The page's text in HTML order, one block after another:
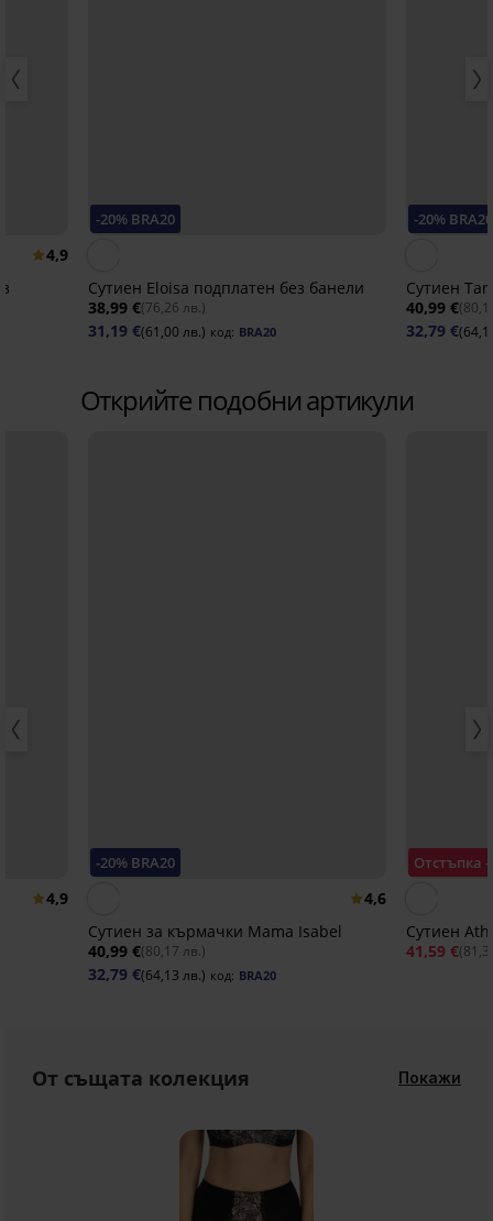
4,9
-20% BRA20
Сутиен Eloisa подплатен без банели
38,99 €(76,26 лв.)
31,19 €(61,00 лв.) код: BRA20
-20% BRA20
Сутиен
40,99 €
32,79 €
Открийте подобни артикули
4,9
-20% BRA20
4,6
Сутиен за кърмачки Mama Isabel
40,99 €(80,17 лв.)
32,79 €(64,13 лв.) код: BRA20
Отстъпка -
Сутиен
41,59 €
От същата колекция Покажи